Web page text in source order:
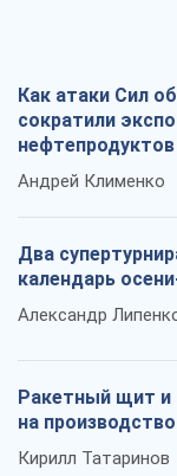
Как атаки Сил
сократили
нефтепродуктов
Андрей Клименко
Два
календарь
Александр
Ракетный щит и
на
Кирилл Татаринов